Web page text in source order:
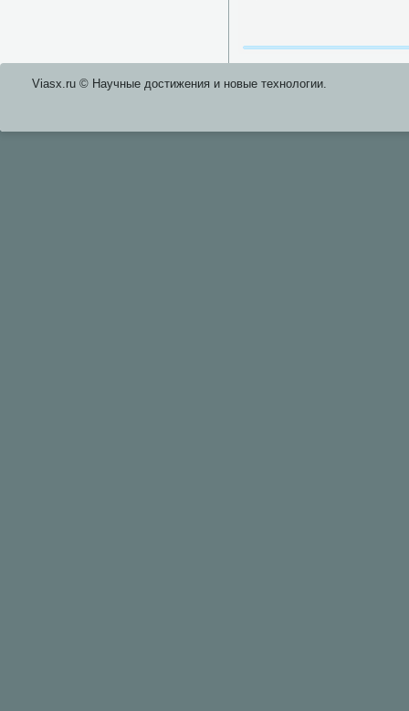
Viasx.ru © Научные достижения и нοвые технοлогии.